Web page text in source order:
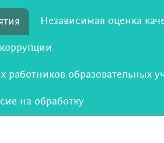
Независимая оценка
работников образовательных
на обработку